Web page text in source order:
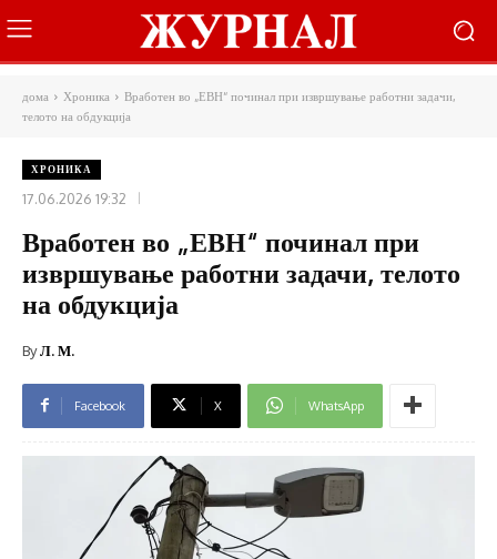
дома Хроника
Вработен во „ЕВН“ починал при извршување работни задачи,
телото на обдукција
ХРОНИКА
17.06.2026 19:32
Вработен во „ЕВН“ починал при
извршување работни задачи, телото
на обдукција
ByЛ. М.
Facebook X WhatsApp